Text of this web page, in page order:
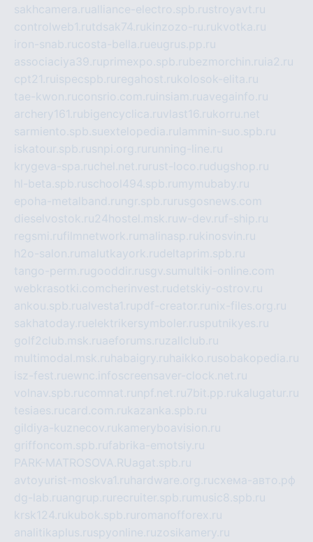
sakhcamera.rualliance-electro.spb.rustroyavt.ru
controlweb1.rutdsak74.rukinzozo-ru.rukvotka.ru
iron-snab.rucosta-bella.rueugrus.pp.ru
associaciya39.ruprimexpo.spb.rubezmorchin.ru ia2.ru
cpt21.ru ispecspb.ru regahost.rukolosok-elita.ru
tae-kwon.ruconsrio.com.ru insiam.ruavegainfo.ru
archery161.rubigencyclica.ruvlast16.rukorru.net
sarmiento.spb.suextelopedia.ru lammin-suo.spb.ru
iskatour.spb.rusnpi.org.ru running-line.ru
krygeva-spa.ruchel.net.ru rust-loco.rudugshop.ru
hl-beta.spb.ruschool494.spb.ru mymubaby.ru
epoha-metalband.ru ngr.spb.ru rusgosnews.com
dieselvostok.ru24hostel.msk.ruw-dev.ruf-ship.ru
regsmi.rufilmnetwork.ru malinasp.rukinosvin.ru
h2o-salon.ru malutkayork.rudeltaprim.spb.ru
tango-perm.rugooddir.rusgv.su multiki-online.com
webkrasotki.comcherinvest.rudetskiy-ostrov.ru
ankou.spb.rualvesta1.rupdf-creator.ru nix-files.org.ru
sakhatoday.ruelektrikersymboler.rusputnikyes.ru
golf2club.msk.ruaeforums.ruzallclub.ru
multimodal.msk.ru habaigry.ru haikko.rusobakopedia.ru
isz-fest.ruewnc.infoscreensaver-clock.net.ru
volnav.spb.rucomnat.ru npf.net.ru7bit.pp.rukalugatur.ru
tesiaes.rucard.com.rukazanka.spb.ru
gildiya-kuznecov.rukameryboavision.ru
griffoncom.spb.rufabrika-emotsiy.ru
PARK-MATROSOVA.RUagat.spb.ru
avtoyurist-moskva1.ru hardware.org.ruсхема-авто.рф
dg-lab.ruangrup.ru recruiter.spb.ru music8.spb.ru
krsk124.rukubok.spb.ru romanofforex.ru
analitikaplus.ruspyonline.ruzosikamery.ru